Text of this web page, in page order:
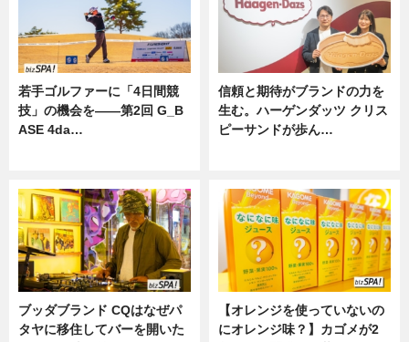
若手ゴルファーに「4日間競
技」の機会を——第2回 G_B
ASE 4da…
信頼と期待がブランドの力を
生む。ハーゲンダッツ クリス
ピーサンドが歩ん…
ブッダブランド CQはなぜパ
タヤに移住してバーを開いた
【オレンジを使っていないの
にオレンジ味？】カゴメが2